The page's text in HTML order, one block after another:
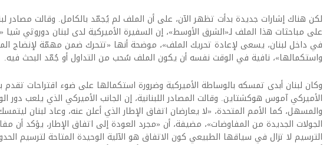
لكن هناك إشارات جديدة بدأت تظهر الآن، على أن الملف لم يُجمّد بالكامل. وقالت مصادر
على مباحثات هذا الملف لـ«الشرق الأوسط»، إن السفيرة الأميركية لدى لبنان دوروثي شيا
في داخل لبنان، يسعى لإعادة تحريك الملف»، موضحة أنها «تتحرك ضمن مهمّة لإنضاج
واستكمالها»، نافية في الوقت نفسه أن يكون الملف سُحب من التداول أو جُمّد البحث فيه.
وكان لبنان أبدى تمسكه بالوساطة الأميركية وضرورة استكمالها على ضوء اقتراحات
الأميركي آموس هوكشتاين. وقالت المصادر اللبنانية، إن الجانب الأميركي الذي يلعب دور
والمسهل، كما الأمم المتحدة، «لا يعارضان اتفاق الإطار الذي أعلن عنه، وعاد لبنان
الجولات الجديدة من المفاوضات»، مضيفة، أن «مجرد العودة إلى اتفاق الإطار، يؤكد أن
الترسيم لا تزال في سياقها الطبيعي كون الاتفاق هو الآلية الوحيدة المتاحة لترسيم